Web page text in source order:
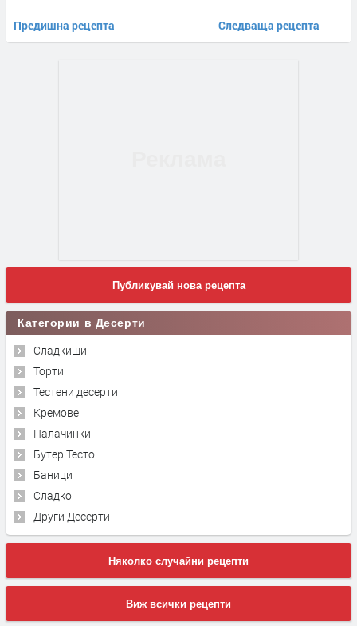
Предишна рецепта Следваща рецепта
Публикувай нова рецепта
Категории в Десерти
Сладкиши
Торти
Тестени десерти
Кремове
Палачинки
Бутер Тесто
Баници
Сладко
Други Десерти
Няколко случайни рецепти
Виж всички рецепти